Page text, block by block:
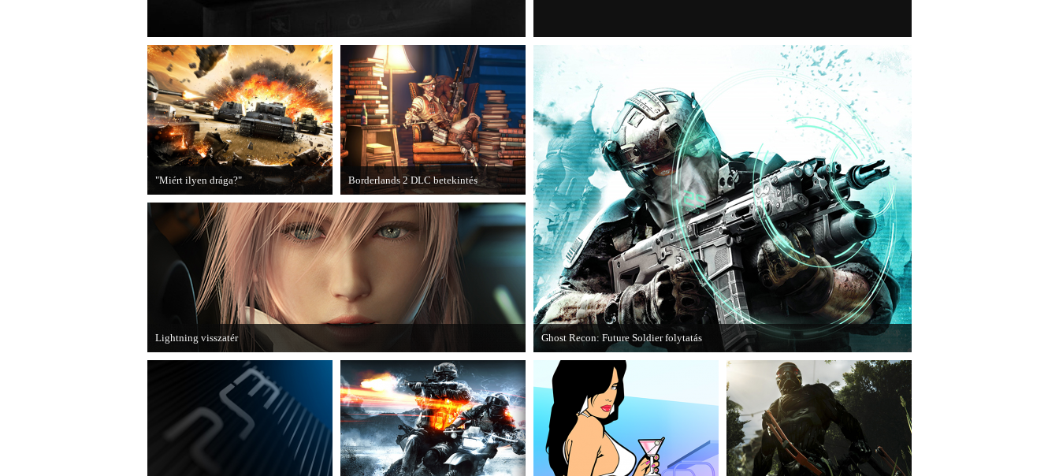
"Miért ilyen drága?"
A PC Guru utánajárt, miért kerülnek
olyan sokba a AAA-kategóriás
videojátékok.
Borderlands 2 DLC betekintés
2013. januárjában érkezik a a Sir
Hammerlock's Big Game Hunt DLC a
Borderlands 2 játékhoz.
Ghost Recon: Future Soldier folytatás
Több jel is utal arra, hogy készülőben van a Ghost Recon: Future Soldier következő
epizódja.
Lightning visszatér
Megjött a Lightning Returns: Final Fantasy XIII című játék első hivatalos videója.